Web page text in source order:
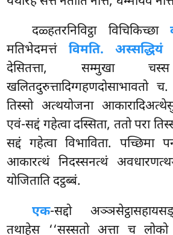
दळ्हतरनिविट्ठा विचिकिच्छा
मतिभेदमत्तं विमति. अस्सद्धियं
देसितत्ता, सम्मुखा चस्स
खलितदुरुत्तादिग्गहणदोसाभावतो
तिस्सो अत्थयोजना
एवं-सद्दं गहेत्वा दस्सिता, ततो परा
सद्दं गहेत्वा विभाविता. पच्छिमा
आकारत्थं निदस्सनत्थं
योजिताति दट्ठब्बं.
एक-सद्दो
तथाहेस ‘‘सस्सतो अत्ता च